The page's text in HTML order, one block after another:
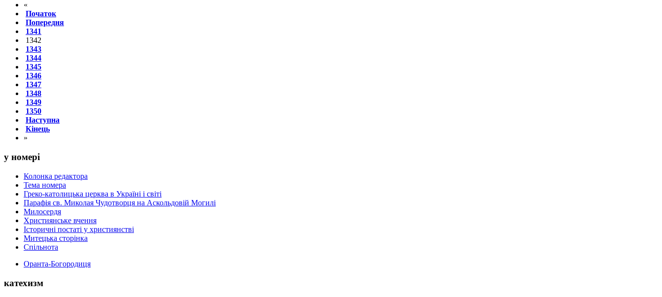
«
Початок
Попередня
1341
1342
1343
1344
1345
1346
1347
1348
1349
1350
Наступна
Кінець
»
у номері
Колонка редактора
Тема номера
Греко-католицька церква в Україні і світі
Парафія св. Миколая Чудотворця на Аскольдовій Могилі
Милосердя
Християнське вчення
Історичні постаті у християнстві
Митецька сторінка
Спільнота
Оранта-Богородиця
катехизм